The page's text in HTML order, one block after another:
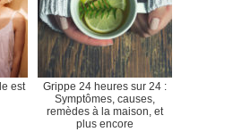
est
Grippe 24 heures sur 24 :
Symptômes, causes,
remèdes à la maison, et
plus encore